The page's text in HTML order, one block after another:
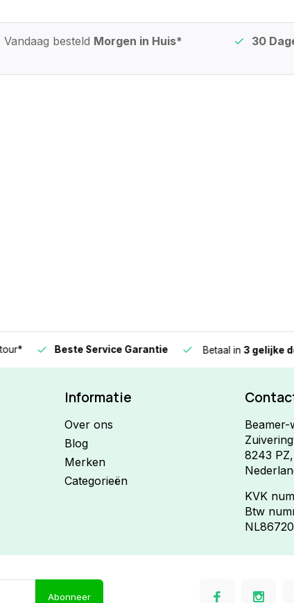
Vandaag besteld Morgen in Huis* 30
Beste Service Garantie Betaal in3 gelijke delen
Informatie
Over ons
Blog
Merken
Categorieën
Beamer-
8243
KVK
Btw
Abonneer